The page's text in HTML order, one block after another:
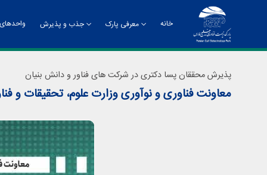
خانه معرفی پارک جذب و پذیرش
پذیرش محققان پسا دکتری در شرکت های فناور و دانش بنیان
معاونت فناوری و نوآوری وزارت علوم، تحقیقات و